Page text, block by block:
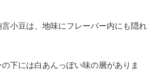
言小豆は、地味にフレーバー内にも隠れ
下には白あんっぽい味の層がありま